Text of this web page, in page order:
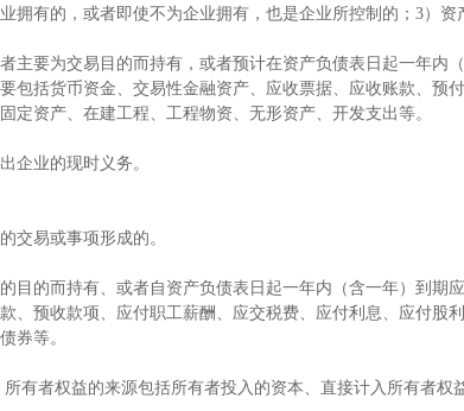
有的，或者即使不为企业拥有，也是企业所控制的；3）资
要为交易目的而持有，或者预计在资产负债表日起一年内
括货币资金、交易性金融资产、应收票据、应收账款、预
资产、在建工程、工程物资、无形资产、开发支出等。
企业的现时义务。
易或事项形成的。
的而持有、或者自资产负债表日起一年内（含一年）到期
预收款项、应付职工薪酬、应交税费、应付利息、应付股利
券等。
者权益的来源包括所有者投入的资本、直接计入所有者权